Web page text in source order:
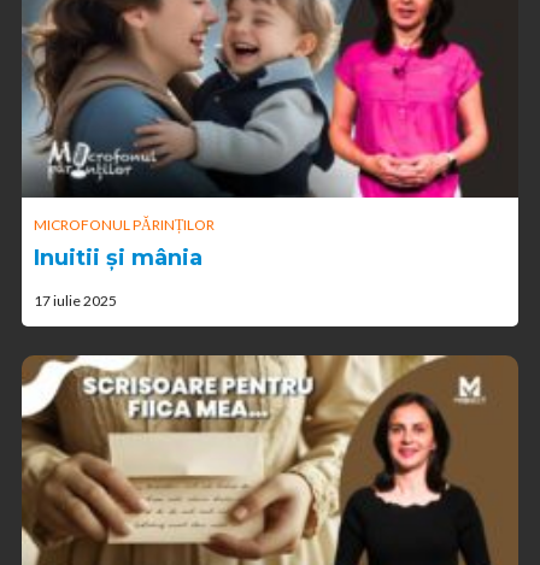
MICROFONUL PĂRINȚILOR
Inuitii și mânia
17 iulie 2025